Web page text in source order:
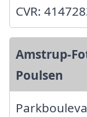
CVR:
Amstrup-
Poulsen